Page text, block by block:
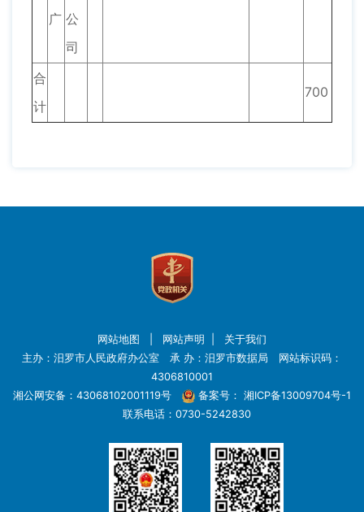
广 公
司
合
计
700
网站地图 网站声明
关于我们
主办：汨罗市人民政府办公室 承 办：汨罗市数据局 网站标识码：
4306810001
湘公网安备：43068102001119号
备案号： 湘ICP备13009704号-1
联系电话：0730-5242830